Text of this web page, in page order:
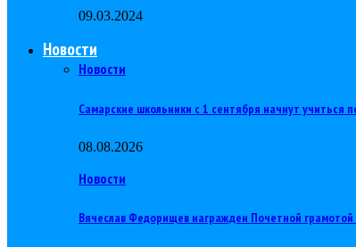
09.03.2024
Новости
Новости
Самарские школьники с 1 сентября начнут учиться
08.08.2026
Новости
Вячеслав Федорищев награжден Почетной